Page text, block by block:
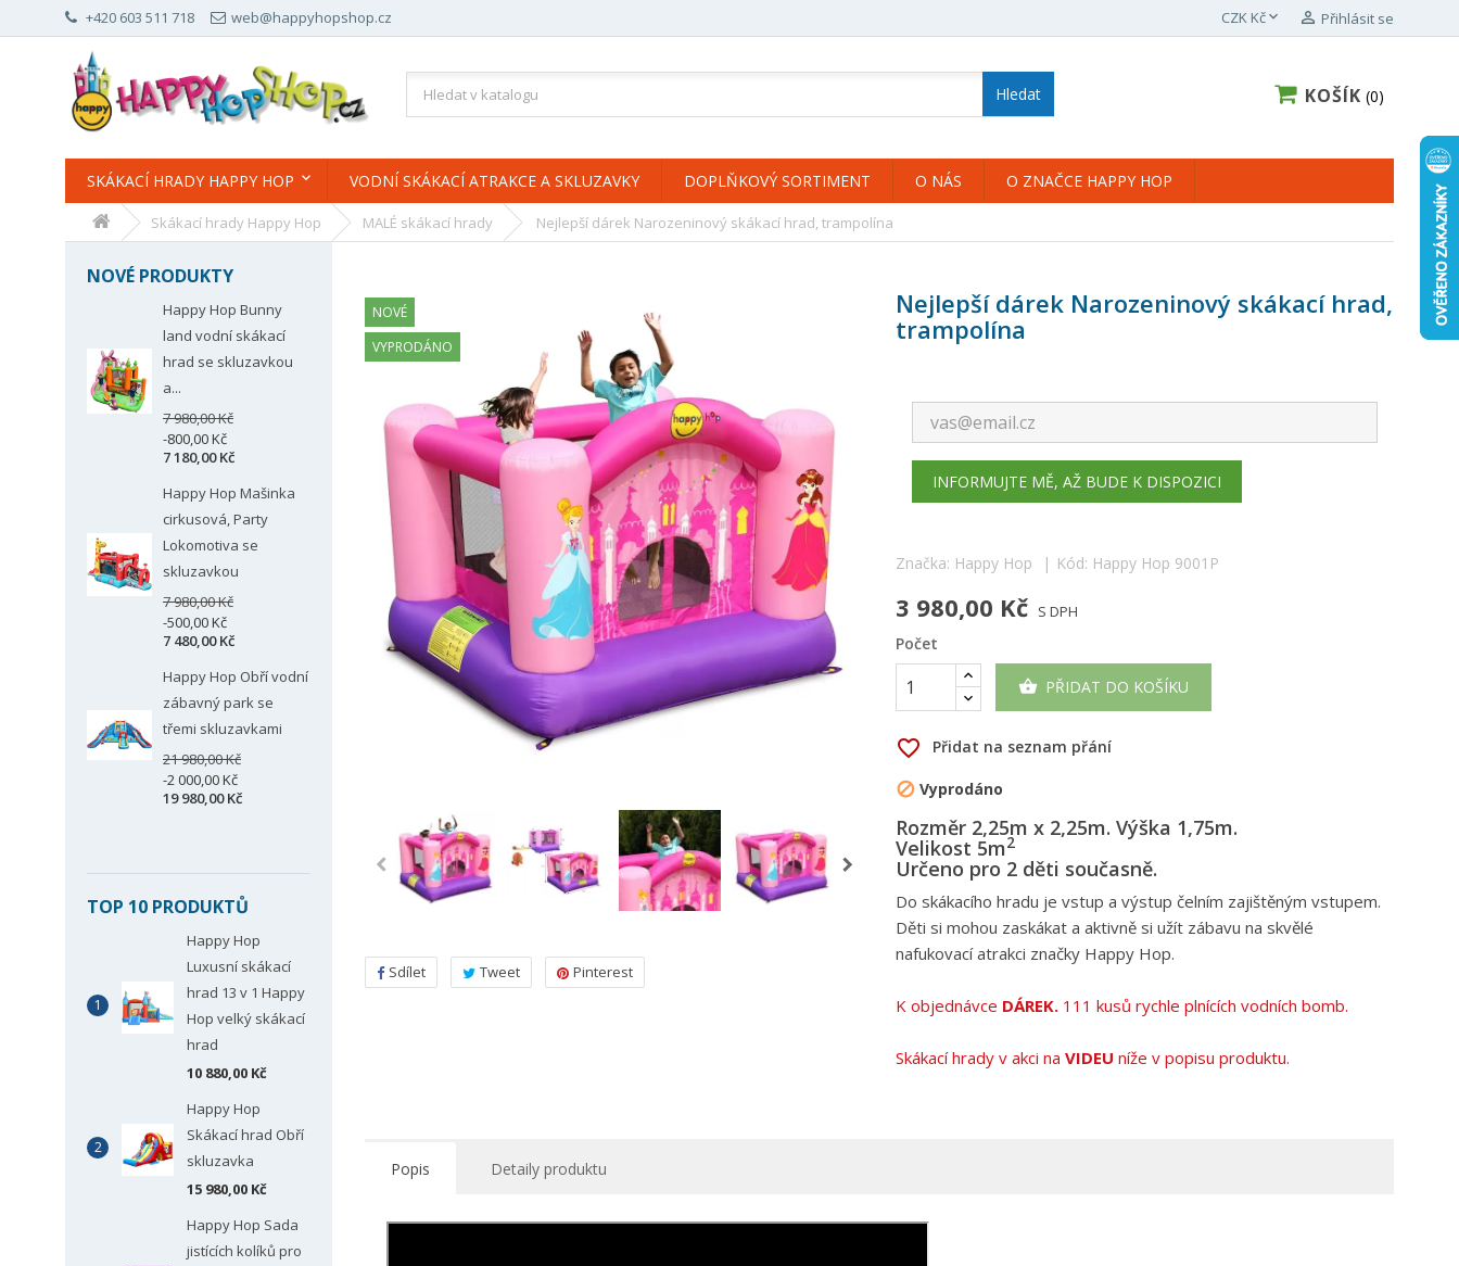
+420 603 511 718 web@happyhopshop.cz CZK Kč  Přihlásit se
Hledat KOŠÍK 0
SKÁKACÍ HRADY HAPPY HOP VODNÍ SKÁKACÍ ATRAKCE A SKLUZAVKY DOPLŇKOVÝ SORTIMENT O NÁS O ZNAČCE HAPPY HOP
Skákací hrady Happy Hop MALÉ skákací hrady Nejlepší dárek Narozeninový skákací hrad, trampolína
NOVÉ PRODUKTY
Happy Hop Bunny
land vodní skákací
hrad se skluzavkou
a...
7 980,00 Kč
-800,00 Kč
7 180,00 Kč
Happy Hop Mašinka
cirkusová, Party
Lokomotiva se
skluzavkou
7 980,00 Kč
-500,00 Kč
7 480,00 Kč
Happy Hop Obří vodní
zábavný park se
třemi skluzavkami
21 980,00 Kč
-2 000,00 Kč
19 980,00 Kč
TOP 10 PRODUKTŮ
Happy Hop
Luxusní skákací
hrad 13 v 1 Happy
Hop velký skákací
hrad
10 880,00 Kč
Happy Hop
Skákací hrad Obří
skluzavka
15 980,00 Kč
Happy Hop Sada
jistících kolíků pro
NOVÉ
VYPRODÁNO
Sdílet Tweet Pinterest
Nejlepší dárek Narozeninový skákací hrad,
trampolína
INFORMUJTE MĚ, AŽ BUDE K DISPOZICI
Značka: Happy Hop Kód: Happy Hop 9001P
3 980,00 Kč S DPH
Počet
 PŘIDAT DO KOŠÍKU
favorite_border Přidat na seznam přání
 Vyprodáno
Rozměr 2,25m x 2,25m. Výška 1,75m.
Velikost 5m2
Určeno pro 2 děti současně.
Do skákacího hradu je vstup a výstup čelním zajištěným vstupem.
Děti si mohou zaskákat a aktivně si užít zábavu na skvělé
nafukovací atrakci značky Happy Hop.
K objednávce DÁREK. 111 kusů rychle plnících vodních bomb.
Skákací hrady v akci na VIDEU níže v popisu produktu.
Popis Detaily produktu